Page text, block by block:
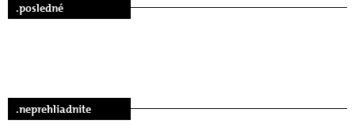
.posledné
.neprehliadnite